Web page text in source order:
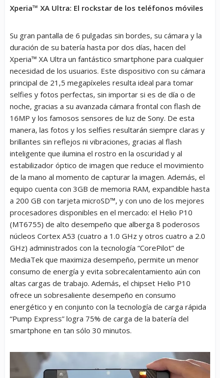
Xperia™ XA Ultra: El rockstar de los teléfonos móviles
Su gran pantalla de 6 pulgadas sin bordes, su cámara y la
duración de su batería hasta por dos días, hacen del
Xperia™ XA Ultra un fantástico smartphone para cualquier
necesidad de los usuarios. Este dispositivo con su cámara
principal de 21,5 megapíxeles resulta ideal para tomar
selfies y fotos perfectas, sin importar si es de día o de
noche, gracias a su avanzada cámara frontal con flash de
16MP y los famosos sensores de luz de Sony. De esta
manera, las fotos y los selfies resultarán siempre claras y
brillantes sin reflejos ni vibraciones, gracias al flash
inteligente que ilumina el rostro en la oscuridad y al
estabilizador óptico de imagen que reduce el movimiento
de la mano al momento de capturar la imagen. Además, el
equipo cuenta con 3GB de memoria RAM, expandible hasta
a 200 GB con tarjeta microSD™, y con uno de los mejores
procesadores disponibles en el mercado: el Helio P10
(MT6755) de alto desempeño que alberga 8 poderosos
núcleos Cortex A53 (cuatro a 1.0 GHz y otros cuatro a 2.0
GHz) administrados con la tecnología “CorePilot” de
MediaTek que maximiza desempeño, permite un menor
consumo de energía y evita sobrecalentamiento aún con
altas cargas de trabajo. Además, el chipset Helio P10
ofrece un sobresaliente desempeño en consumo
energético y en conjunto con la tecnología de carga rápida
“Pump Express” logra 75% de carga de la batería del
smartphone en tan sólo 30 minutos.